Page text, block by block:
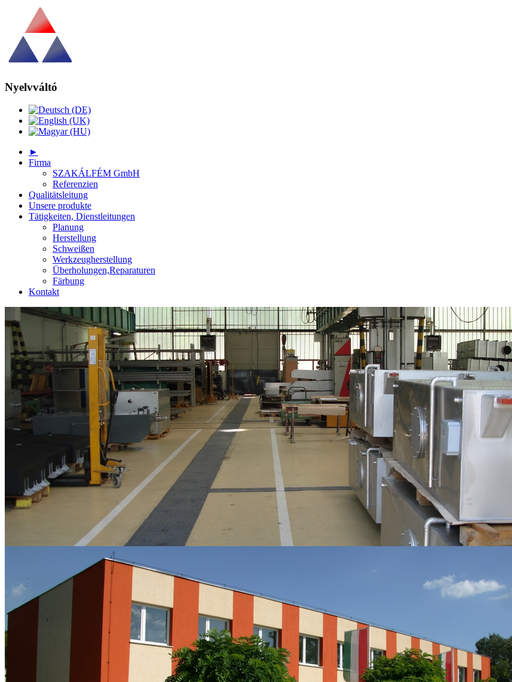
Nyelvváltó
►
Firma
SZAKÁLFÉM GmbH
Referenzien
Qualitätsleitung
Unsere produkte
Tätigkeiten, Dienstleitungen
Planung
Herstellung
Schweißen
Werkzeugherstellung
Überholungen,Reparaturen
Färbung
Kontakt